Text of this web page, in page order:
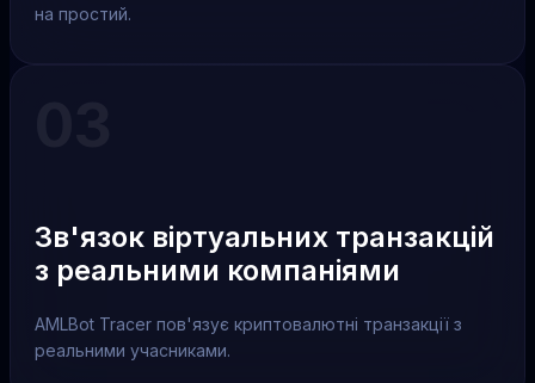
на простий.
Зв'язок віртуальних транзакцій
з реальними компаніями
AMLBot Tracer пов'язує криптовалютні транзакції з
реальними учасниками.